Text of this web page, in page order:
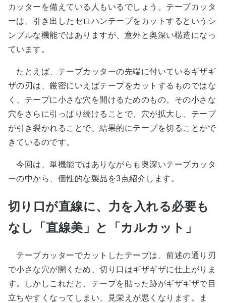
カッターを備えている人もいるでしょう。テープカッタ
ーは、引き出したセロハンテープをカットするというシ
ンプルな機能ではありますが、意外と奥深い構造になっ
ています。
たとえば、テープカッターの先端に付いているギザギ
ザの刃は、厳密にいえばテープをカットするものではな
く、テープに小さな穴を開けるためのもの。その小さな
穴をさらに引っぱり続けることで、穴が拡大し、テープ
が引き裂かれることで、結果的にテープを切ることがで
きているのです。
今回は、単機能ではありながらも奥深いテープカッタ
ーの中から、個性的な製品を3点紹介します。
切り口が直線に、力を入れる必要も
なし「直線美」と「カルカット」
テープカッターでカットしたテープは、前述の通り刃
で小さな穴が開くため、切り口はギザギザに仕上がりま
す。しかしこれだと、テープを貼った跡がギザギザで目
立ちやすくなってしまい、見栄えが悪くなります。ま